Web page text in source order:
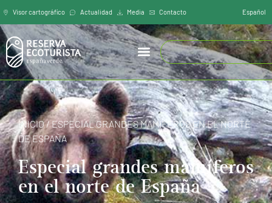
Visor cartográfíco Actualidad Media Contacto Español
INICIO/ESPECIAL GRANDES MAMÍFEROS EN EL NORTE
DE ESPAÑA
Especial grandes mamíferos
en el norte de España